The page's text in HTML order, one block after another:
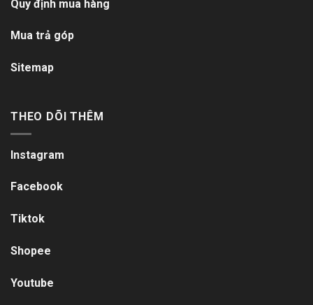
Quy định mua hàng
Mua trả góp
Sitemap
THEO DÕI THÊM
Instagram
Facebook
Tiktok
Shopee
Youtube